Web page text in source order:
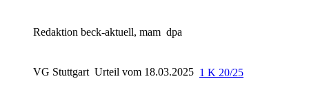
Redaktion beck-aktuell, mam dpa
VG Stuttgart Urteil vom 18.03.2025 1 K 20/25